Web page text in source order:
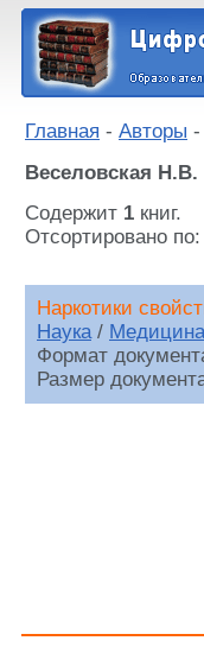
Главная - Авторы -
Веселовская
Содержит 1 книг.
Отсортировано по:
Наркотики
Наука/ Медицина
Формат
Размер